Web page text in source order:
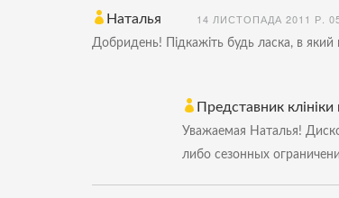
Наталья 14 ЛИСТОПАДА 2011 Р.
Добридень! Підкажіть будь ласка, в
Представник клініки
Уважаемая Наталья!
либо сезонных